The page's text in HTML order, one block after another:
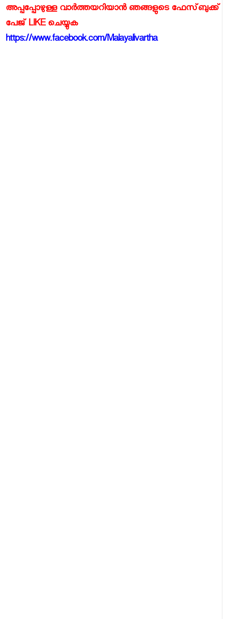
അപ്പപ്പോഴുള്ള വാര്‍ത്തയറിയാന്‍ ഞങ്ങളുടെ ഫേസ്‌ബുക്ക്‌
പേജ് LIKE ചെയ്യുക
https://www.facebook.com/Malayalivartha